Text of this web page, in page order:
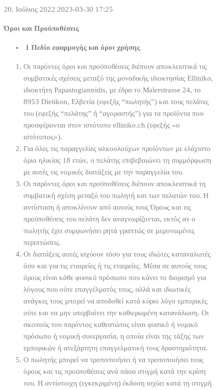
20. Ιούλιος 2022 2023-03-30 17:25
Όροι
και
Προϋποθέσεις
Όροι και Προϋποθέσεις
1 Πεδίο εφαρμογής και όροι χρήσης
Οι παρόντες όροι και προϋποθέσεις διέπουν αποκλειστικά τις
συμβατικές σχέσεις μεταξύ της μοναδικής ιδιοκτησίας Elliniko,
ιδιοκτήτη Papastogiannidis, με έδρα το Malerstrasse 24, το
8953 Dietikon, Ελβετία (εφεξής “πωλητής”) και τους πελάτες
του (εφεξής “πελάτης” ή “αγοραστής”) για τα προϊόντα που
προσφέρονται στον ιστότοπο elliniko.ch (εφεξής «ο
ιστότοπος»).
Για όλες τις παραγγελίες αλκοολούχων προϊόντων με ελάχιστο
όριο ηλικίας 18 ετών, ο πελάτης επιβεβαιώνει τη συμμόρφωση
με αυτές τις νομικές διατάξεις με την παραγγελία του.
Οι παρόντες όροι και προϋποθέσεις διέπουν αποκλειστικά τη
συμβατική σχέση μεταξύ του πωλητή και των πελατών του. Η
αντίσταση ή αποκλίνουν από αυτούς τους Όρους και τις
προϋποθέσεις του πελάτη δεν αναγνωρίζονται, εκτός αν ο
πωλητής έχει συμφωνήσει ρητά γραπτώς σε μεμονωμένες
περιπτώσεις.
Οι διατάξεις αυτές ισχύουν τόσο για τους ιδιώτες καταναλωτές
όσο και για τις εταιρείες ή τις εταιρείες. Μέσα σε αυτούς τους
όρους είναι κάθε φυσικό πρόσωπο που κάνει το διορισμό για
λόγους που ούτε επαγγέλματός τους, αλλά και ιδιωτικές
ανάγκες τους μπορεί να αποδοθεί κατά κύριο λόγο εμπορικές
ούτε και να μην υπερβαίνει την καθιερωμένη κατανάλωση. Οι
σκοπούς του παρόντος καθεστώτος είναι φυσικό ή νομικό
πρόσωπο ή νομική συνεργασία, η οποία είναι της τάξης των
εμπορικών ή ανεξάρτητη επαγγελματική τους δραστηριότητα.
Ο πωλητής μπορεί να τροποποιήσει ή να τροποποιήσει τους
όρους και τις προϋποθέσεις ανά πάσα στιγμή κατά την κρίση
του. Η αντίστοιχη (εγκεκριμένη) έκδοση ισχύει κατά τη στιγμή